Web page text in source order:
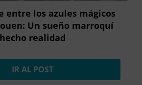
entre los azules mágicos
Un sueño marroquí
hecho realidad
IR AL POST